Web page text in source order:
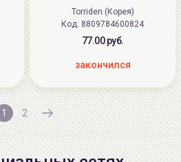
Torriden (Корея)
Код: 8809784600824
77.00 руб.
закончился
1 2